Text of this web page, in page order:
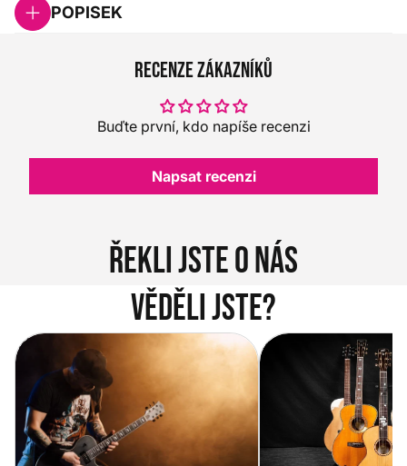
POPISEK
Recenze zákazníků
Buďte první, kdo napíše recenzi
Napsat recenzi
Řekli jste o nás
Věděli jste?
Vítejte na novém e-shopu Music
City
Jak vybrat